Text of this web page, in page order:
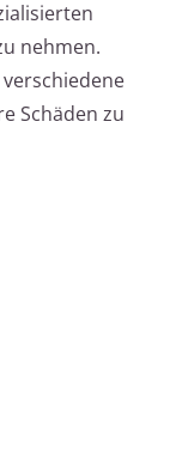
nehmen.
Schäden zu